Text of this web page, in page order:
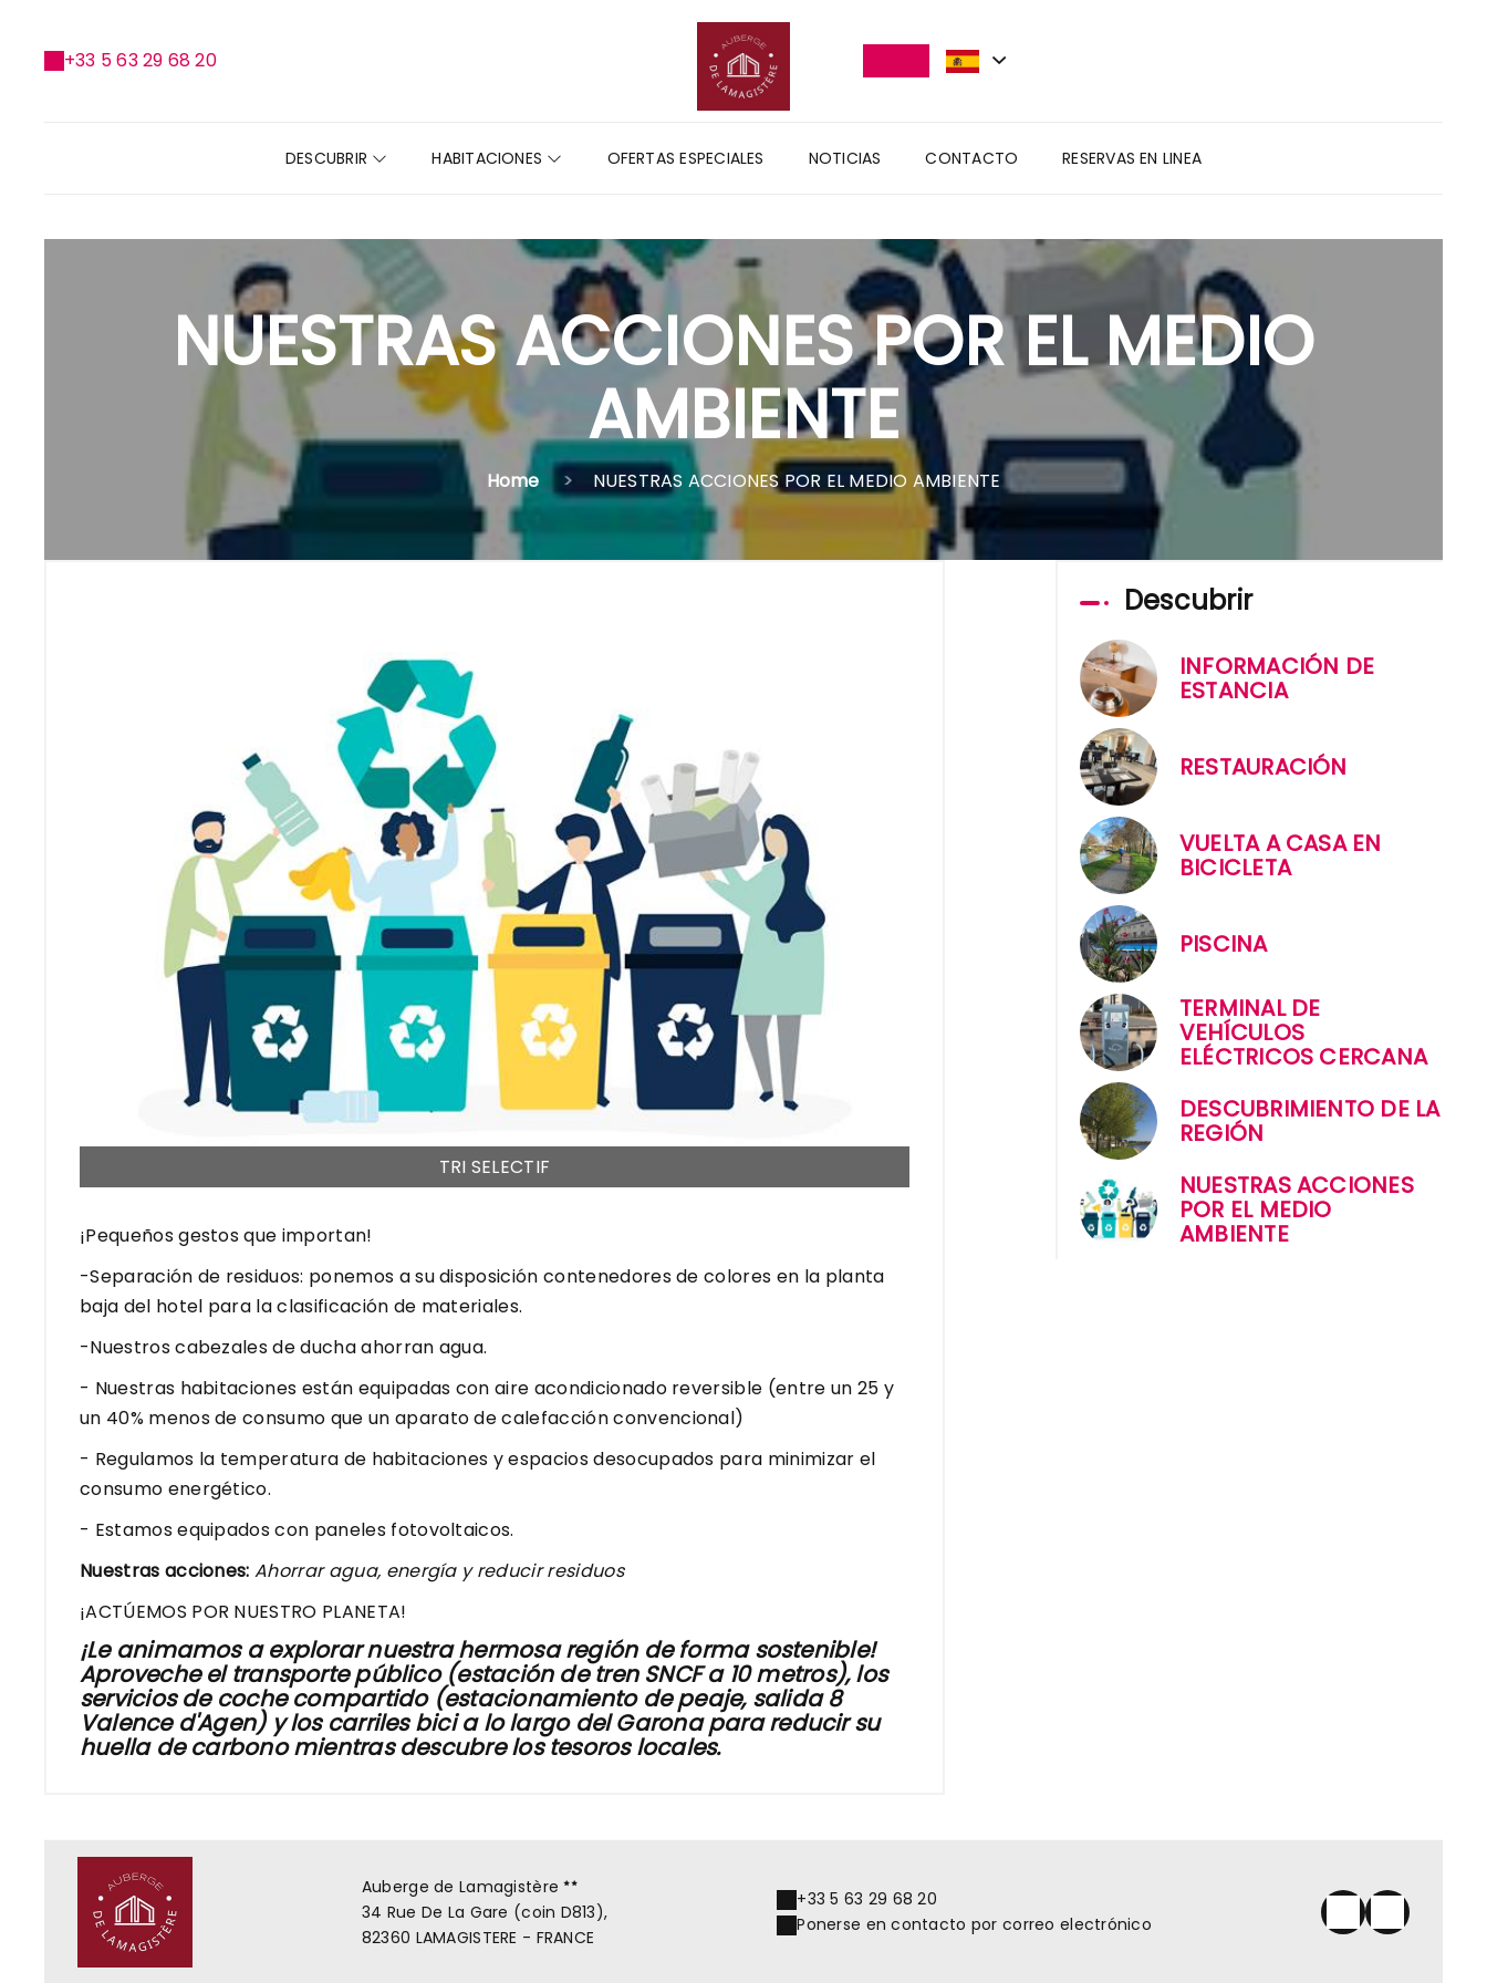
+33 5 63 29 68 20
DESCUBRIR HABITACIONES OFERTAS ESPECIALES NOTICIAS CONTACTO RESERVAS EN LINEA
NUESTRAS ACCIONES POR EL MEDIO
AMBIENTE
Home NUESTRAS ACCIONES POR EL MEDIO AMBIENTE
TRI SELECTIF
¡Pequeños gestos que importan!
-Separación de residuos: ponemos a su disposición contenedores de colores en la planta
baja del hotel para la clasificación de materiales.
-Nuestros cabezales de ducha ahorran agua.
- Nuestras habitaciones están equipadas con aire acondicionado reversible (entre un 25 y
un 40% menos de consumo que un aparato de calefacción convencional)
- Regulamos la temperatura de habitaciones y espacios desocupados para minimizar el
consumo energético.
- Estamos equipados con paneles fotovoltaicos.
Nuestras acciones: Ahorrar agua, energía y reducir residuos
¡ACTÚEMOS POR NUESTRO PLANETA!
¡Le animamos a explorar nuestra hermosa región de forma sostenible!
Aproveche el transporte público (estación de tren SNCF a 10 metros), los
servicios de coche compartido (estacionamiento de peaje, salida 8
Valence d'Agen) y los carriles bici a lo largo del Garona para reducir su
huella de carbono mientras descubre los tesoros locales.
Descubrir
INFORMACIÓN DE
ESTANCIA
RESTAURACIÓN
VUELTA A CASA EN
BICICLETA
PISCINA
TERMINAL DE
VEHÍCULOS
ELÉCTRICOS CERCANA
DESCUBRIMIENTO DE LA
REGIÓN
NUESTRAS ACCIONES
POR EL MEDIO
AMBIENTE
Auberge de Lamagistère
34 Rue De La Gare (coin D813),
82360 LAMAGISTERE - FRANCE
+33 5 63 29 68 20
Ponerse en contacto por correo electrónico